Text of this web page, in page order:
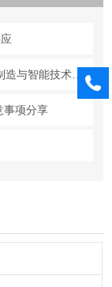
NPM脉冲电子运动控制芯片广泛赋能多个制造与智能技术领域
事项分享